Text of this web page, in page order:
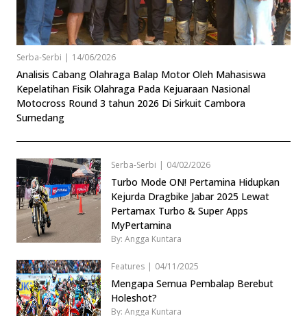
Serba-Serbi | 14/06/2026
Analisis Cabang Olahraga Balap Motor Oleh Mahasiswa
Kepelatihan Fisik Olahraga Pada Kejuaraan Nasional
Motocross Round 3 tahun 2026 Di Sirkuit Cambora
Sumedang
Serba-Serbi | 04/02/2026
Turbo Mode ON! Pertamina Hidupkan
Kejurda Dragbike Jabar 2025 Lewat
Pertamax Turbo & Super Apps
MyPertamina
By: Angga Kuntara
Features | 04/11/2025
Mengapa Semua Pembalap Berebut
Holeshot?
By: Angga Kuntara